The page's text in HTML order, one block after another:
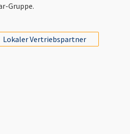
Gruppe.
Lokaler Vertriebspartner